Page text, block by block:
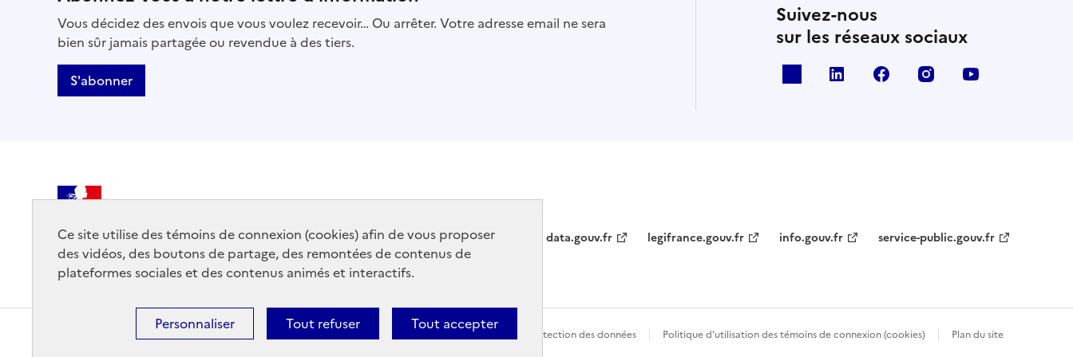
Ce site utilise des témoins de connexion (cookies) afin de vous proposer
des vidéos, des boutons de partage, des remontées de contenus de
plateformes sociales et des contenus animés et interactifs.
Tout accepter
Tout refuser
Personnaliser
Vous décidez des envois que vous voulez recevoir… Ou arrêter. Votre adresse email ne sera
bien sûr jamais partagée ou revendue à des tiers.
S'abonner
Suivez-nous
sur les réseaux sociaux
linkedin facebook instagram
DE LA CULTURE data.gouv.fr legifrance.gouv.fr info.gouv.fr service-public.gouv.fr
Politique générale de protection des données Politique d’utilisation des témoins de connexion (cookies) Plan du site